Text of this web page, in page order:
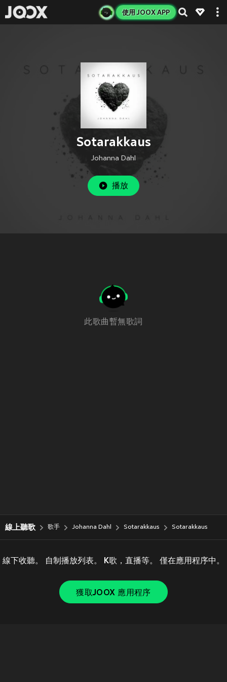
使用 JOOX APP
Sotarakkaus
Johanna Dahl
播放
此歌曲暫無歌詞
線上聽歌 歌手 Johanna Dahl Sotarakkaus Sotarakkaus
線下收聽。 自制播放列表。 K歌，直播等。 僅在應用程序中。
獲取JOOX 應用程序